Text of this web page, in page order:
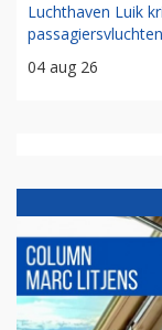
Luchthaven Luik
04 aug 26